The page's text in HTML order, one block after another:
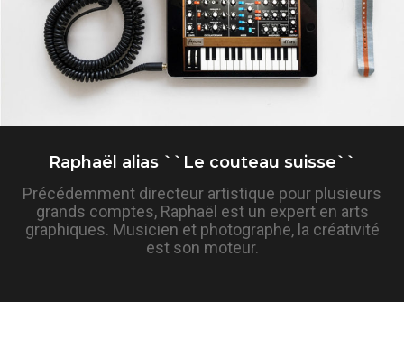
Raphaël alias ``Le couteau suisse``
Précédemment directeur artistique pour plusieurs
grands comptes, Raphaël est un expert en arts
graphiques. Musicien et photographe, la créativité
est son moteur.